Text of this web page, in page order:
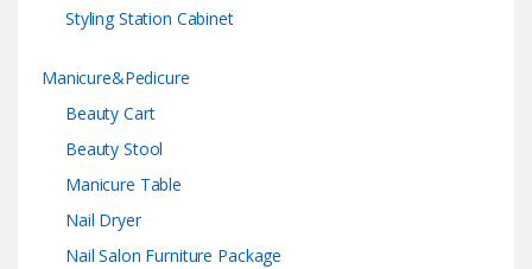
Styling Station Cabinet
Manicure&Pedicure
Beauty Cart
Beauty Stool
Manicure Table
Nail Dryer
Nail Salon Furniture Package